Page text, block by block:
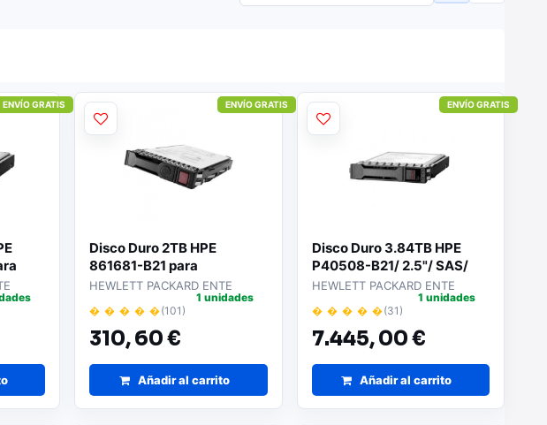
ENVÍO GRATIS
Disco Duro 2TB HPE
861681-B21 para
Servidores
HEWLETT PACKARD ENTE
� � � � �(101)
310,60 €
1 unidades
Añadir al carrito
ENVÍO GRATIS
Disco Duro 3.84TB HPE
P40508-B21/ 2.5"/ SAS/
para Servidores
HEWLETT PACKARD ENTE
� � � � �(31)
7.445,00 €
1 unidades
Añadir al carrito
ENVÍO GRATIS